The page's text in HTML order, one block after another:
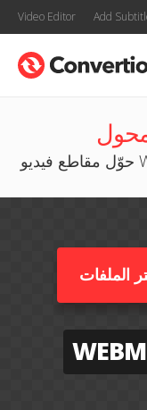
Video Editor Add
الملفات
WEBM